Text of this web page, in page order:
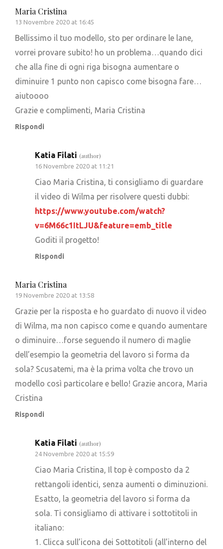
Maria Cristina
13 Novembre 2020 at 16:45
Bellissimo il tuo modello, sto per ordinare le lane,
vorrei provare subito! ho un problema…quando dici
che alla fine di ogni riga bisogna aumentare o
diminuire 1 punto non capisco come bisogna fare…
aiutoooo
Grazie e complimenti, Maria Cristina
Rispondi
Katia Filati (author)
16 Novembre 2020 at 11:21
Ciao Maria Cristina, ti consigliamo di guardare
il video di Wilma per risolvere questi dubbi:
https://www.youtube.com/watch?
v=6M66c1ItLJU&feature=emb_title
Goditi il ​​progetto!
Rispondi
Maria Cristina
19 Novembre 2020 at 13:58
Grazie per la risposta e ho guardato di nuovo il video
di Wilma, ma non capisco come e quando aumentare
o diminuire…forse seguendo il numero di maglie
dell’esempio la geometria del lavoro si forma da
sola? Scusatemi, ma è la prima volta che trovo un
modello così particolare e bello! Grazie ancora, Maria
Cristina
Rispondi
Katia Filati (author)
24 Novembre 2020 at 15:59
Ciao Maria Cristina, Il top è composto da 2
rettangoli identici, senza aumenti o diminuzioni.
Esatto, la geometria del lavoro si forma da
sola. Ti consigliamo di attivare i sottotitoli in
italiano:
1. Clicca sull’icona dei Sottotitoli (all’interno del